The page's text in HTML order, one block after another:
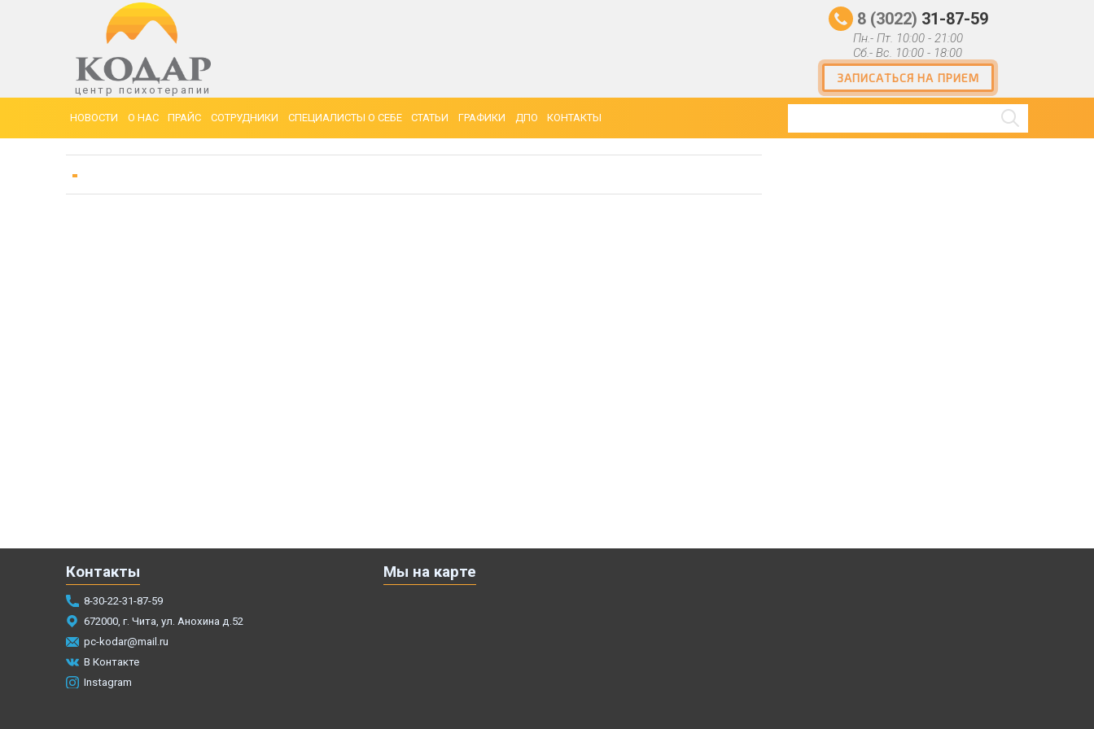
центр психотерапии
8 (3022) 31-87-59
Пн.- Пт. 10:00 - 21:00
Сб.- Вс. 10:00 - 18:00
ЗАПИСАТЬСЯ НА ПРИЕМ
НОВОСТИ О НАС ПРАЙС СОТРУДНИКИ СПЕЦИАЛИСТЫ О СЕБЕ СТАТЬИ ГРАФИКИ ДПО КОНТАКТЫ
Контакты
8-30-22-31-87-59
672000, г. Чита, ул. Анохина д.52
pc-kodar@mail.ru
В Контакте
Instagram
Мы на карте